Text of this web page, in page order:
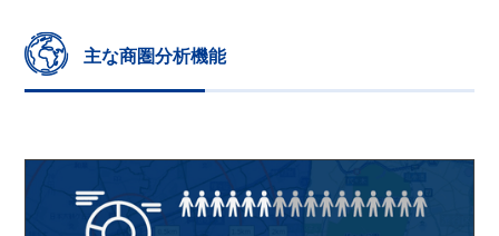
主な商圏分析機能